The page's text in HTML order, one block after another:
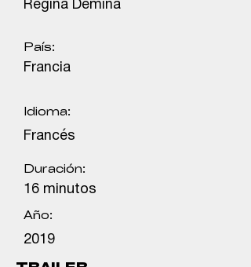
Régina Demina
País:
Francia
Idioma:
Francés
Duración:
16 minutos
Año:
2019